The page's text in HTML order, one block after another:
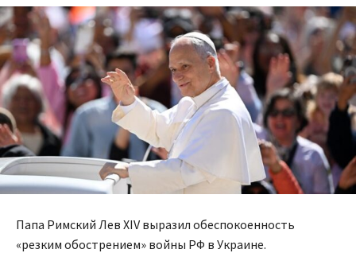
Папа Римский Лев XIV выразил обеспокоенность
«резким обострением» войны РФ в Украине.